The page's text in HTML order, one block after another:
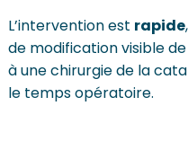
L’intervention est rapide
de modification visible
à une chirurgie de la
le temps opératoire.